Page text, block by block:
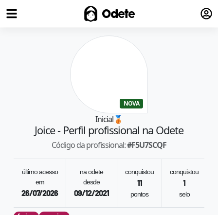
Odete
NOVA
Inicial🥉
Joice- Perfil profissional na Odete
Código da profissional:#F5U7SCQF
último acesso
em
26/07/2026
na odete
desde
09/12/2021
conquistou
11
pontos
conquistou
1
selo